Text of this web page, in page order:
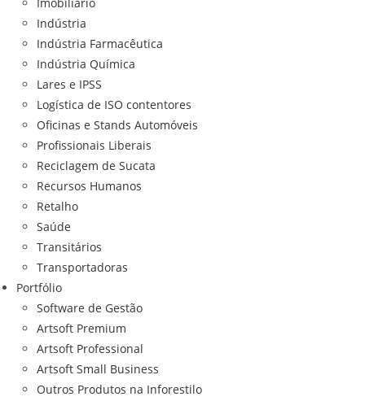
Imobiliário
Indústria
Indústria Farmacêutica
Indústria Química
Lares e IPSS
Logística de ISO contentores
Oficinas e Stands Automóveis
Profissionais Liberais
Reciclagem de Sucata
Recursos Humanos
Retalho
Saúde
Transitários
Transportadoras
Portfólio
Software de Gestão
Artsoft Premium
Artsoft Professional
Artsoft Small Business
Outros Produtos na Inforestilo